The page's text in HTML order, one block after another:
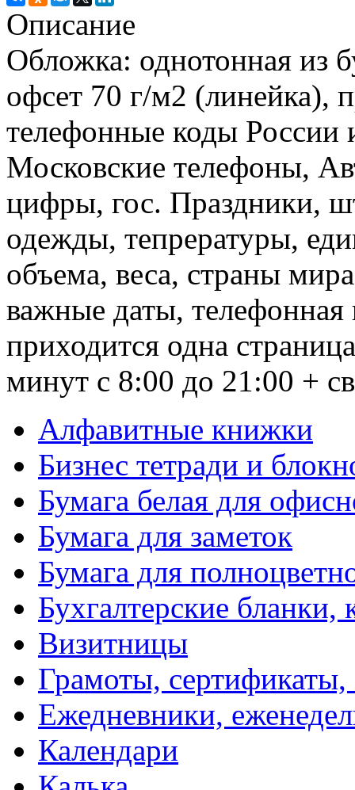
Описание
Обложка: однотонная из
офсет 70 г/м2
телефонные коды
Московские телефоны,
цифры, гос. Праздники,
одежды, тепрературы,
объема, веса, страны
важные даты,
приходится одна
минут с 8:00 до 21:00 +
Алфавитные книжки
Бизнес тетради и
Бумага белая для
Бумага для заметок
Бумага для
Бухгалтерские бланки,
Визитницы
Грамоты,
Ежедневники,
Календари